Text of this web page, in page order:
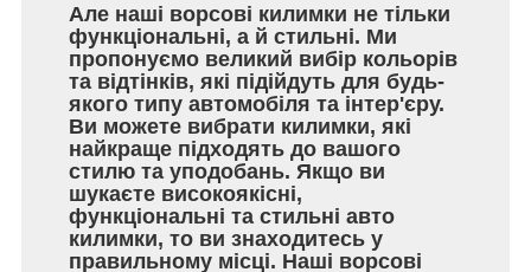
Але наші ворсові килимки не тільки
функціональні, а й стильні. Ми
пропонуємо великий вибір кольорів
та відтінків, які підійдуть для будь-
якого типу автомобіля та інтер'єру.
Ви можете вибрати килимки, які
найкраще підходять до вашого
стилю та уподобань. Якщо ви
шукаєте високоякісні,
функціональні та стильні авто
килимки, то ви знаходитесь у
правильному місці. Наші ворсові